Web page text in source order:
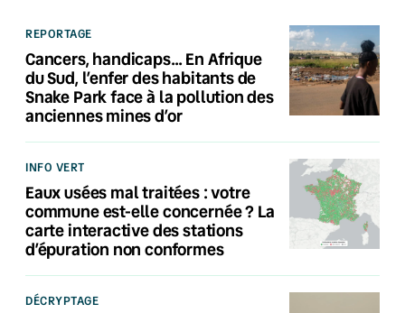
REPORTAGE
Cancers, handicaps… En Afrique
du Sud, l’enfer des habitants de
Snake Park face à la pollution des
anciennes mines d’or
INFO VERT
Eaux usées mal traitées : votre
commune est-elle concernée ? La
carte interactive des stations
d’épuration non conformes
DÉCRYPTAGE